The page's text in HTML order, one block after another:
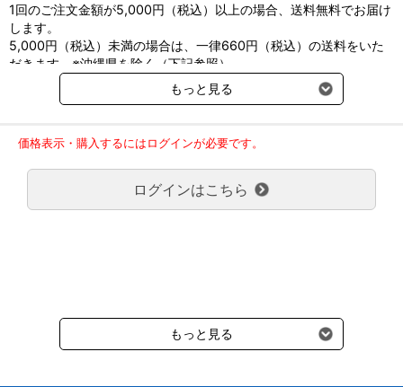
※インクの補充は、ハンコ面を上に向けてインクを垂らしてしみ込
ませてください。
1回のご注文金額が5,000円（税込）以上の場合、送料無料でお届け
します。
5,000円（税込）未満の場合は、一律660円（税込）の送料をいた
だきます。※沖縄県を除く（下記参照）
※2017年11月14日（火）より沖縄県へのお届けにつきましては、1
回のご注文金額（税込）が、30,000円以上で配送無料となります。
ご了承のほどよろしくお願い致します。
弊社都合でお届けが２回以上に分かれる場合の送料負担は、１回分
のみで新たな送料は発生しません。
大型商品送料が必要な商品をご注文の場合は、大型商品送料のみご
負担頂きます。
受けます。
もっと見る
価格表示・購入するにはログインが必要です。
ログインはこちら
もっと見る